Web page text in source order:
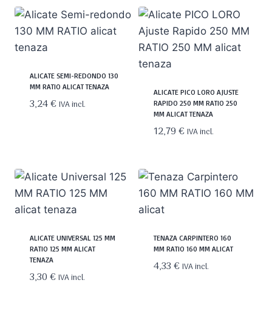
ALICATE SEMI-REDONDO 130
MM RATIO ALICAT TENAZA
3,24€ IVA incl.
ALICATE PICO LORO AJUSTE
RAPIDO 250 MM RATIO 250
MM ALICAT TENAZA
12,79€ IVA incl.
ALICATE UNIVERSAL 125 MM
RATIO 125 MM ALICAT
TENAZA
3,30€ IVA incl.
TENAZA CARPINTERO 160
MM RATIO 160 MM ALICAT
4,33€ IVA incl.